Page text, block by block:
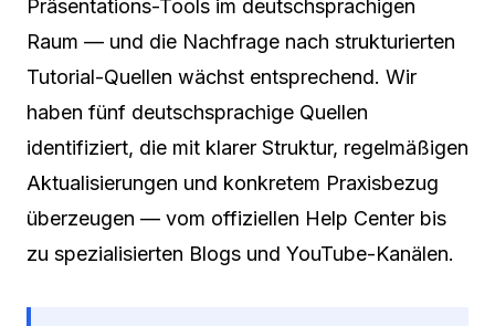
Präsentations-Tools im deutschsprachigen
Raum — und die Nachfrage nach strukturierten
Tutorial-Quellen wächst entsprechend. Wir
haben fünf deutschsprachige Quellen
identifiziert, die mit klarer Struktur, regelmäßigen
Aktualisierungen und konkretem Praxisbezug
überzeugen — vom offiziellen Help Center bis
zu spezialisierten Blogs und YouTube-Kanälen.